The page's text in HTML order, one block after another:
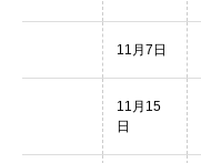
11月7日
11月15
日